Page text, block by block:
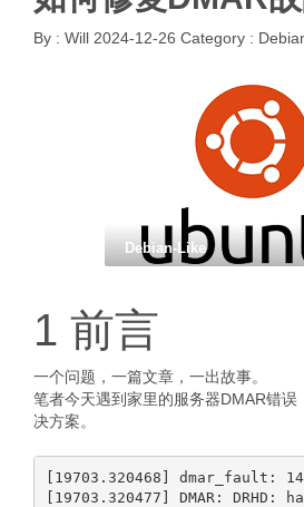
By : Will 2024-12-26 Category :
Debian-Like
1 前言
一个问题，一篇文章，一出故事。
笔者今天遇到家里的服务器DMAR错误
决方案。
[19703.320468] dmar_fault:
[19703.320477] DMAR: